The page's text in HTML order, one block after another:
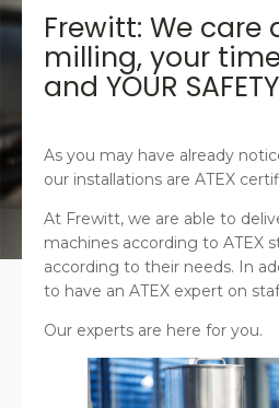
Frewitt: We care
milling, your
and YOUR
As you may have already
our installations are ATEX
At Frewitt, we are able to
machines according to ATEX
according to their needs. In
to have an ATEX expert on
Our experts are here for you.